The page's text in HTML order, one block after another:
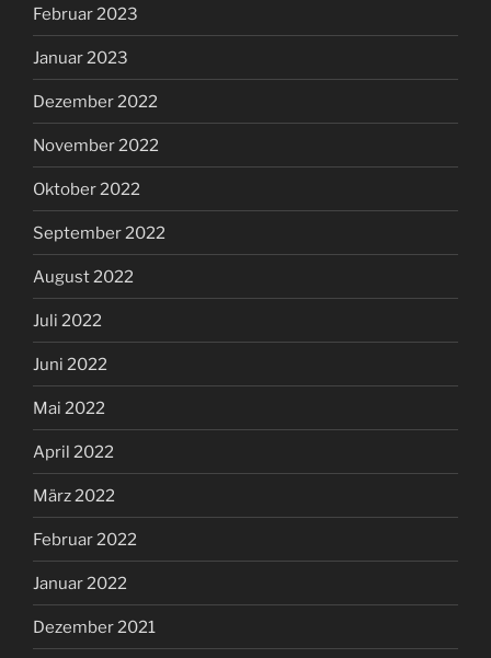
Februar 2023
Januar 2023
Dezember 2022
November 2022
Oktober 2022
September 2022
August 2022
Juli 2022
Juni 2022
Mai 2022
April 2022
März 2022
Februar 2022
Januar 2022
Dezember 2021